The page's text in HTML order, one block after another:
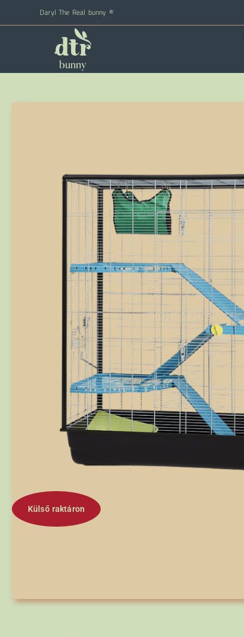
Daryl The Real bunny ®
Külső raktáron